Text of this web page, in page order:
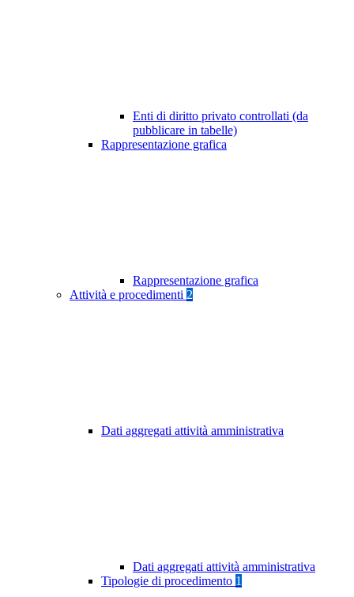
Enti di diritto privato controllati (da
pubblicare in tabelle)
Rappresentazione grafica
Rappresentazione grafica
Attività e procedimenti 2
Dati aggregati attività amministrativa
Dati aggregati attività amministrativa
Tipologie di procedimento 1